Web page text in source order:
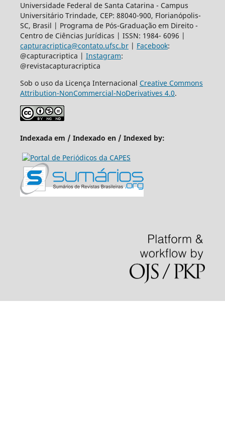
Universidade Federal de Santa Catarina - Campus
Universitário Trindade, CEP: 88040-900, Florianópolis-
SC, Brasil | Programa de Pós-Graduação em Direito -
Centro de Ciências Jurídicas | ISSN: 1984- 6096 |
capturacriptica@contato.ufsc.br| Facebook:
@capturacriptica | Instagram:
@revistacapturacriptica
Sob o uso da Licença Internacional Creative Commons
Attribution-NonCommercial-NoDerivatives 4.0.
Indexada em / Indexado en / Indexed by: